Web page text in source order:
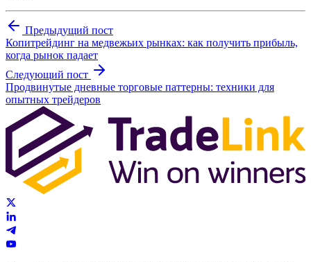
Предыдущий пост
Копитрейдинг на медвежьих рынках: как получить прибыль,
когда рынок падает
Следующий пост
Продвинутые дневные торговые паттерны: техники для
опытных трейдеров